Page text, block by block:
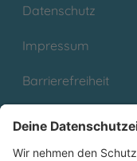
Datenschutz
Impressum
Barrierefreiheit
Partnerprogramm